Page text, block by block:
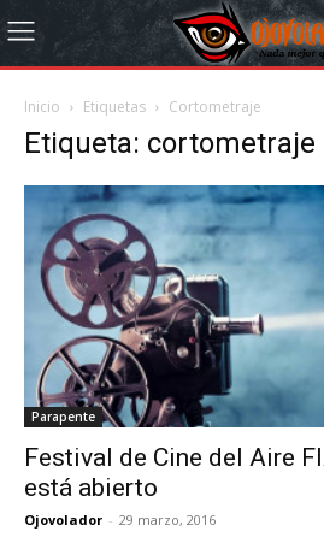
Inicio Etiquetas Cortometraje
Etiqueta: cortometraje
Parapente
Festival de Cine del Aire
está abierto
Ojovolador - 29 marzo, 2016